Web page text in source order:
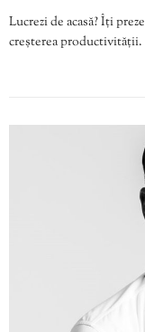
Lucrezi de acasă? Îți
creșterea productivității.